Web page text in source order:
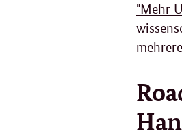
"Mehr